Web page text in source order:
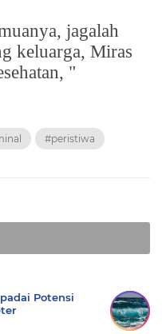
jagalah
keluarga, Miras
"
#peristiwa
Potensi